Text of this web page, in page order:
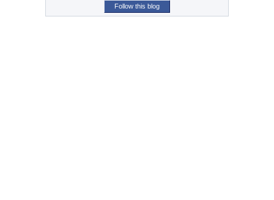
Follow this blog